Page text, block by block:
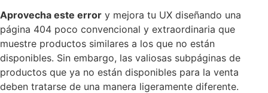
Aprovecha este error y mejora tu UX diseñando una
página 404 poco convencional y extraordinaria que
muestre productos similares a los que no están
disponibles. Sin embargo, las valiosas subpáginas de
productos que ya no están disponibles para la venta
deben tratarse de una manera ligeramente diferente.